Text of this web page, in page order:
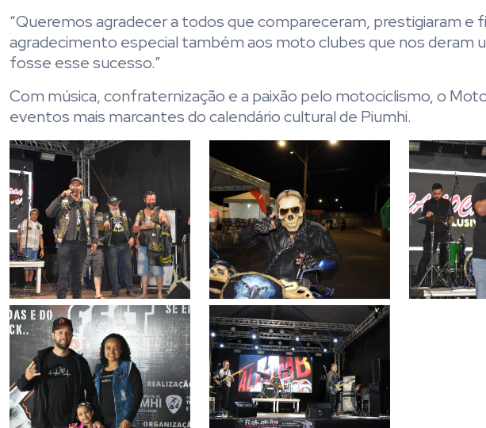
“Queremos agradecer a todos que compareceram, prestigiaram
agradecimento especial também aos moto clubes que nos
fosse esse sucesso.”
Com música, confraternização e a paixão pelo motociclismo, o
eventos mais marcantes do calendário cultural de Piumhi.